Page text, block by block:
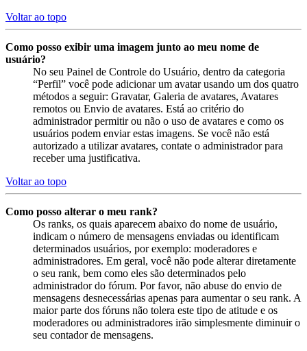
Voltar ao topo
Como posso exibir uma imagem junto ao meu nome de
usuário?
No seu Painel de Controle do Usuário, dentro da categoria
“Perfil” você pode adicionar um avatar usando um dos quatro
métodos a seguir: Gravatar, Galeria de avatares, Avatares
remotos ou Envio de avatares. Está ao critério do
administrador permitir ou não o uso de avatares e como os
usuários podem enviar estas imagens. Se você não está
autorizado a utilizar avatares, contate o administrador para
receber uma justificativa.
Voltar ao topo
Como posso alterar o meu rank?
Os ranks, os quais aparecem abaixo do nome de usuário,
indicam o número de mensagens enviadas ou identificam
determinados usuários, por exemplo: moderadores e
administradores. Em geral, você não pode alterar diretamente
o seu rank, bem como eles são determinados pelo
administrador do fórum. Por favor, não abuse do envio de
mensagens desnecessárias apenas para aumentar o seu rank. A
maior parte dos fóruns não tolera este tipo de atitude e os
moderadores ou administradores irão simplesmente diminuir o
seu contador de mensagens.